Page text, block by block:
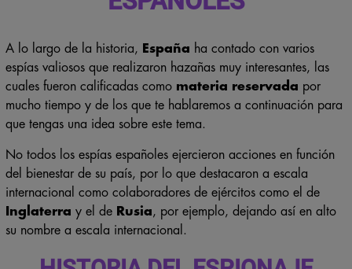
ESPAÑOLES
A lo largo de la historia,Españaha contado con varios
espías valiosos que realizaron hazañas muy interesantes, las
cuales fueron calificadas comomateria reservadapor
mucho tiempo y de los que te hablaremos a continuación para
No todos los espías españoles ejercieron acciones en función
del bienestar de su país, por lo que destacaron a escala
internacional como colaboradores de ejércitos como el de
Inglaterra y el deRusia, por ejemplo, dejando así en alto